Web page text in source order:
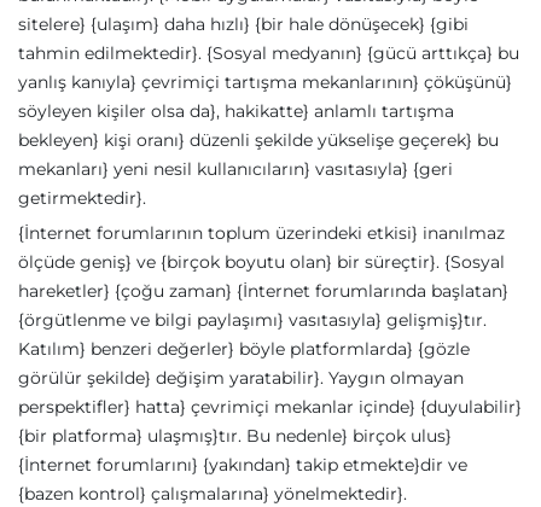
sitelere} {ulaşım} daha hızlı} {bir hale dönüşecek} {gibi
tahmin edilmektedir}. {Sosyal medyanın} {gücü arttıkça} bu
yanlış kanıyla} çevrimiçi tartışma mekanlarının} çöküşünü}
söyleyen kişiler olsa da}, hakikatte} anlamlı tartışma
bekleyen} kişi oranı} düzenli şekilde yükselişe geçerek} bu
mekanları} yeni nesil kullanıcıların} vasıtasıyla} {geri
getirmektedir}.
{İnternet forumlarının toplum üzerindeki etkisi} inanılmaz
ölçüde geniş} ve {birçok boyutu olan} bir süreçtir}. {Sosyal
hareketler} {çoğu zaman} {İnternet forumlarında başlatan}
{örgütlenme ve bilgi paylaşımı} vasıtasıyla} gelişmiş}tır.
Katılım} benzeri değerler} böyle platformlarda} {gözle
görülür şekilde} değişim yaratabilir}. Yaygın olmayan
perspektifler} hatta} çevrimiçi mekanlar içinde} {duyulabilir}
{bir platforma} ulaşmış}tır. Bu nedenle} birçok ulus}
{İnternet forumlarını} {yakından} takip etmekte}dir ve
{bazen kontrol} çalışmalarına} yönelmektedir}.